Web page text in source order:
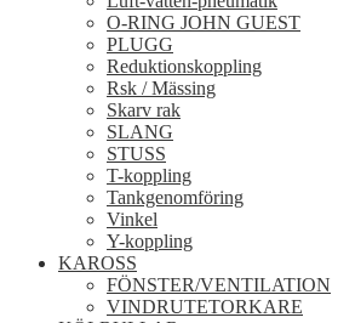
O-RING JOHN GUEST
PLUGG
Reduktionskoppling
Rsk / Mässing
Skarv rak
SLANG
STUSS
T-koppling
Tankgenomföring
Vinkel
Y-koppling
KAROSS
FÖNSTER/VENTILATION
VINDRUTETORKARE